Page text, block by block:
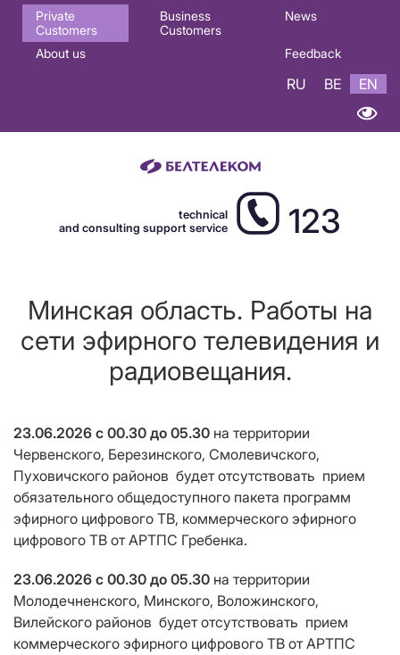
Основная
навигация
Private
Customers
Business
Customers
News
About us Feedback
RU BE EN
technical
and consulting support service
123
Минская область. Работы на
сети эфирного телевидения и
радиовещания.
23.06.2026 с 00.30 до 05.30 на территории
Червенского, Березинского, Смолевичского,
Пуховичского районов будет отсутствовать прием
обязательного общедоступного пакета программ
эфирного цифрового ТВ, коммерческого эфирного
цифрового ТВ от АРТПС Гребенка.
23.06.2026 с 00.30 до 05.30 на территории
Молодечненского, Минского, Воложинского,
Вилейского районов будет отсутствовать прием
коммерческого эфирного цифрового ТВ от АРТПС